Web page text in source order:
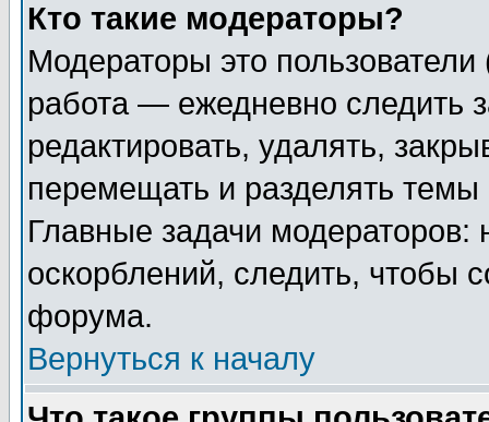
Кто такие модераторы?
Модераторы это
работа — ежедневно следить
редактировать, удалять,
перемещать и разделять
Главные задачи
оскорблений, следить, чтобы
форума.
Вернуться к началу